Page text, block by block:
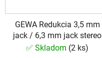
GEWA Redukcia 3,5 mm
jack / 6,3 mm jack stereo
✅ Skladom (2 ks)